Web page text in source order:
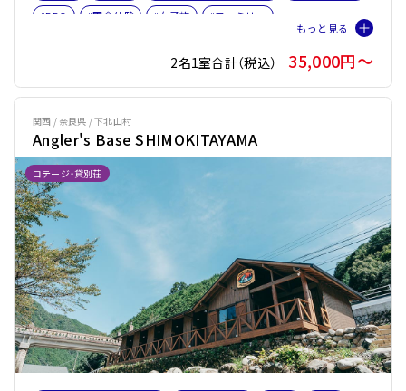
#BBQ
#田舎体験 #女子旅
#ファミリー
2名1室合計（税込） 35,000円〜
コテージ・貸別荘
関西 / 奈良県 / 下北山村
Angler's Base SHIMOKITAYAMA